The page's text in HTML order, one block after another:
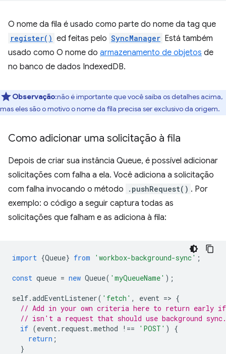
O nome da fila é usado como parte do nome da tag que
register() ed feitas pelo SyncManager Está também
usado como O nome do armazenamento de objetos de
no banco de dados IndexedDB.
Observação:não é importante que você saiba os detalhes acima,
mas eles são o motivo o nome da fila precisa ser exclusivo da origem.
Como adicionar uma solicitação à fila
Depois de criar sua instância Queue, é possível adicionar
solicitações com falha a ela. Você adiciona a solicitação
com falha invocando o método
.pushRequest() . Por
exemplo: o código a seguir captura todas as
solicitações que falham e as adiciona à fila:
import {Queue} from 'workbox-background-sync' ;
const queue = new Queue( 'myQueueName' );
self.addEventListener( 'fetch' , event => {
// Add in your own criteria here to return early
// isn't a request that should use background sync.
if (event. request.method !== 'POST' )
{
return ;
}